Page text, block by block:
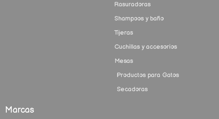
Rasuradoras
Shampoos y baño
Tijeras
Cuchillas y accesorios
Mesas
Productos para Gatos
Secadoras
Marcas